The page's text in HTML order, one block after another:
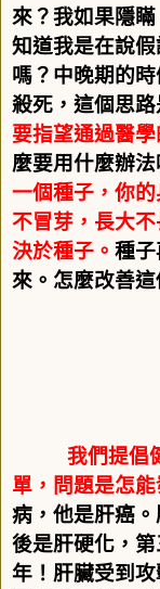
來？我如果隱
知道我是在說
嗎？中晚期的
殺死，這個思路
要指望通過醫
麼要用什麼辦法
一個種子，你
不冒芽，長大
決於種子。 種
來。怎麼改善
我們提倡
單，問題是怎
病，他是肝癌
後是肝硬化，
年！肝臟受到攻